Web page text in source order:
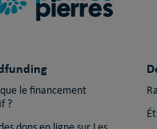
que le financement
?